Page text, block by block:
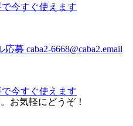
今すぐ使えます
応募 caba2-6668@caba2.email
今すぐ使えます
お気軽にどうぞ！